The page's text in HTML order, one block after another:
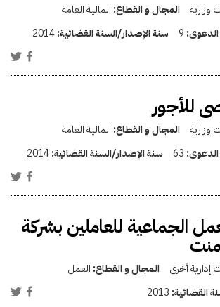
وزارية المجال و القطاع: المالية العامة
الدعوى: 9 سنة الإصدار/السنة القضائية:2014
للأجور
وزارية المجال و القطاع: المالية العامة
الدعوى: 63 سنة الإصدار/السنة القضائية:2014
الجماعية للعاملين بشركة
إدارية أخرى المجال و القطاع: العمل
القضائية: 2013